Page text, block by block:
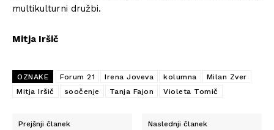
multikulturni družbi.
Mitja Iršič
OZNAKE Forum 21 Irena Joveva kolumna
Milan Zver
Mitja Iršič
soočenje Tanja Fajon Violeta Tomič
Prejšnji članek Naslednji članek